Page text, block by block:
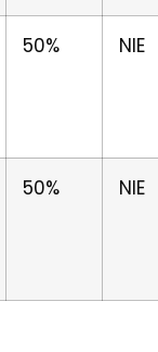
50% NIE
50% NIE